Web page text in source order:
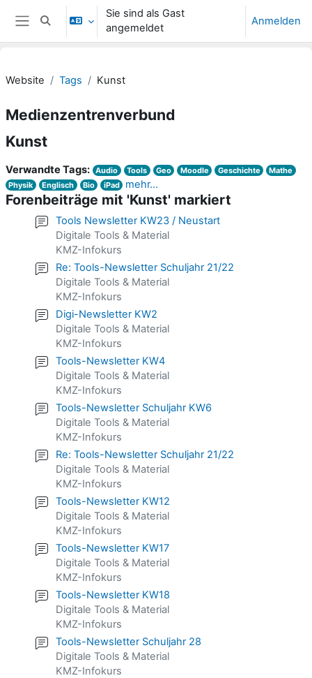
Zum Hauptinhalt
Website-Übersicht
Sucheingabe umschalten
Sie sind als Gast
angemeldet
Anmelden
Website Tags Kunst
Medienzentrenverbund
Kunst
Verwandte Tags: Audio Tools Geo Moodle Geschichte
Mathe
Physik
Englisch Bio iPad mehr...
Forenbeiträge mit 'Kunst' markiert
Tools Newsletter KW23 / Neustart
Digitale Tools & Material
KMZ-Infokurs
Re: Tools-Newsletter Schuljahr 21/22
Digitale Tools & Material
KMZ-Infokurs
Digi-Newsletter KW2
Digitale Tools & Material
KMZ-Infokurs
Tools-Newsletter KW4
Digitale Tools & Material
KMZ-Infokurs
Tools-Newsletter Schuljahr KW6
Digitale Tools & Material
KMZ-Infokurs
Re: Tools-Newsletter Schuljahr 21/22
Digitale Tools & Material
KMZ-Infokurs
Tools-Newsletter KW12
Digitale Tools & Material
KMZ-Infokurs
Tools-Newsletter KW17
Digitale Tools & Material
KMZ-Infokurs
Tools-Newsletter KW18
Digitale Tools & Material
KMZ-Infokurs
Tools-Newsletter Schuljahr 28
Digitale Tools & Material
KMZ-Infokurs